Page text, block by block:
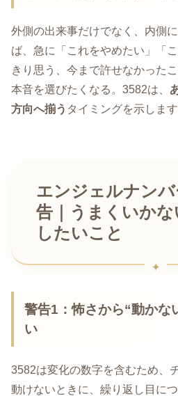
外側の出来事だけでなく、内側
ば、急に「これをやめたい」「
きり思う、今まで許せなかった
本音を選びたくなる。3582は、
方向へ揃う タイミングを示します
エンジェルナンバ
告｜うまくいか
したいこと
警告1：怖さから“動かな
い
3582は変化の数字を含むため、
動けないときに、繰り返し目に